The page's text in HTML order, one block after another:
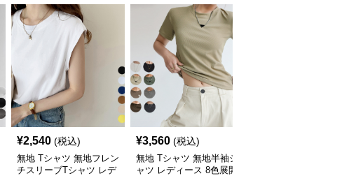
¥2,540 (税込)
無地 Tシャツ 無地フレン
チスリーブTシャツ レデ
¥3,560 (税込)
無地 Tシャツ 無地半袖シ
ャツ レディース 8色展開